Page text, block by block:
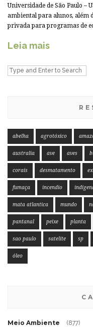
Universidade de São Paulo –
ambiental para alunos, além
privada para programas de
Leia mais
abelha agrotóxico
australia ave aves
corais desmatamento
fumaça incendio
mata atlantica mundo
pantanal peixe planta
sao paulo satelite sp
óleo
Meio Ambiente (877)